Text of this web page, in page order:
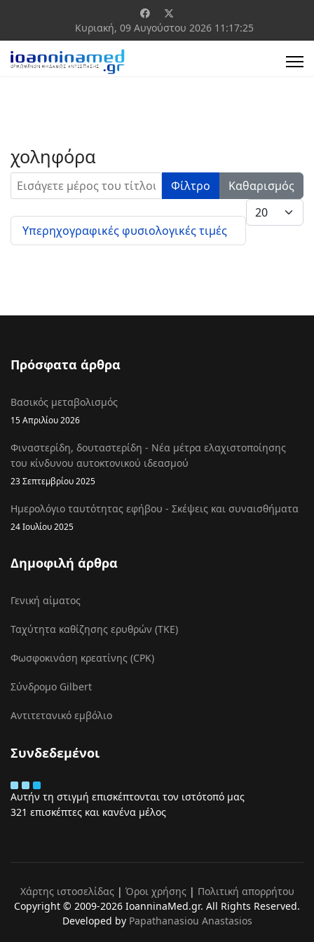
Κυριακή, 09 Αυγούστου 2026 11:17:25
χοληφόρα
Εισάγετε μέρος του τίτλου. Φίλτρο
Καθαρισμός
Εμφάνιση #
Υπερηχογραφικές φυσιολογικές τιμές
Πρόσφατα άρθρα
Βασικός μεταβολισμός
15 Απριλίου 2026
Φιναστερίδη, δουταστερίδη - Νέα μέτρα ελαχιστοποίησης
του κίνδυνου αυτοκτονικού ιδεασμού
23 Σεπτεμβρίου 2025
Ημερολόγιο ταυτότητας εφήβου - Σκέψεις και συναισθήματα
24 Ιουλίου 2025
Δημοφιλή άρθρα
Γενική αίματος
Ταχύτητα καθίζησης ερυθρών (ΤΚΕ)
Φωσφοκινάση κρεατίνης (CPK)
Σύνδρομο Gilbert
Αντιτετανικό εμβόλιο
Συνδεδεμένοι
Αυτήν τη στιγμή επισκέπτονται τον ιστότοπό μας
321 επισκέπτες και κανένα μέλος
Χάρτης ιστοσελίδας| Όροι χρήσης| Πολιτική απορρήτου
Copyright © 2009-2026 IoanninaMed.gr. All Rights Reserved.
Developed by Papathanasiou Anastasios